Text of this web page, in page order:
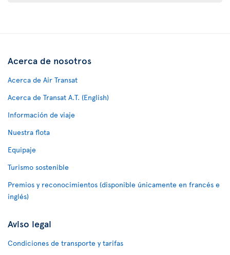
Acerca de nosotros
Acerca de Air Transat
Acerca de Transat A.T. (English)
Información de viaje
Nuestra flota
Equipaje
Turismo sostenible
Premios y reconocimientos (disponible únicamente en francés e
inglés)
Aviso legal
Condiciones de transporte y tarifas